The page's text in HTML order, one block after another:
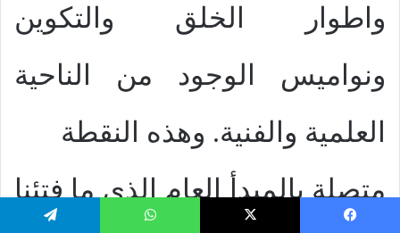
واطوار الخلق والتكوين
ونواميس الوجود من الناحية
العلمية والفنية. وهذه النقطة
متصلة بالمبدأ العام الذي ما فتئنا